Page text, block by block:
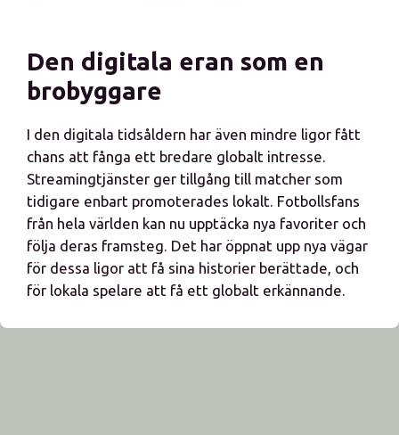
Den digitala eran som en
brobyggare
I den digitala tidsåldern har även mindre ligor fått
chans att fånga ett bredare globalt intresse.
Streamingtjänster ger tillgång till matcher som
tidigare enbart promoterades lokalt. Fotbollsfans
från hela världen kan nu upptäcka nya favoriter och
följa deras framsteg. Det har öppnat upp nya vägar
för dessa ligor att få sina historier berättade, och
för lokala spelare att få ett globalt erkännande.